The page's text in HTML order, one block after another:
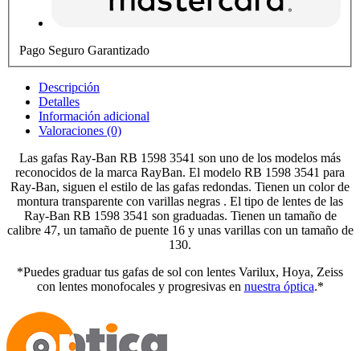
Pago Seguro Garantizado
Descripción
Detalles
Información adicional
Valoraciones (0)
Las gafas Ray-Ban RB 1598 3541 son uno de los modelos más
reconocidos de la marca RayBan. El modelo RB 1598 3541 para
Ray-Ban, siguen el estilo de las gafas redondas. Tienen un color de
montura transparente con varillas negras . El tipo de lentes de las
Ray-Ban RB 1598 3541 son graduadas. Tienen un tamaño de
calibre 47, un tamaño de puente 16 y unas varillas con un tamaño de
130.
*Puedes graduar tus gafas de sol con lentes Varilux, Hoya, Zeiss
con lentes monofocales y progresivas en nuestra óptica.*